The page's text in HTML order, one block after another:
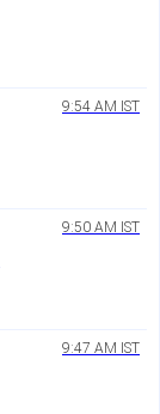
9:54 AM IST
9:50 AM IST
9:47 AM IST